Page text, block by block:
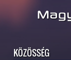
KÖZÖSSÉG